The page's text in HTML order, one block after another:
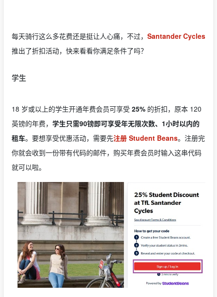
每天骑行这么多花费还是挺让人心痛，不过， Santander Cycles
推出了折扣活动，快来看看你满足条件了吗？
学生
18 岁或以上的学生开通年费会员可享受 25% 的折扣，原本 120
英镑的年费， 学生只需90镑即可享受年无限次数、1小时以内的
租车。要想享受优惠活动，需要先注册 Student Beans。注册完
你就会收到一份带有代码的邮件，购买年费会员时输入这串代码
就可以啦。